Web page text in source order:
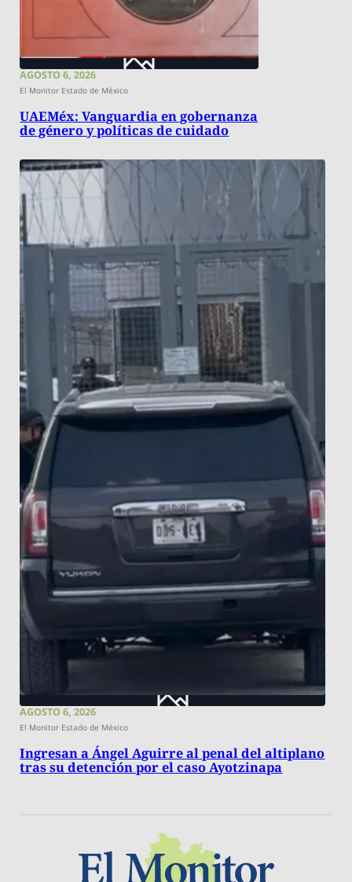
AGOSTO 6, 2026
El Monitor Estado de México
UAEMéx: Vanguardia en gobernanza
de género y políticas de cuidado
AGOSTO 6, 2026
El Monitor Estado de México
Ingresan a Ángel Aguirre al penal del altiplano
tras su detención por el caso Ayotzinapa